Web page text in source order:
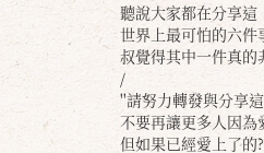
聽說大家都在分享這
世界上最可怕的六件
叔覺得其中一件真的
/
''請努力轉發與分享
不要再讓更多人因
但如果已經愛上了的?